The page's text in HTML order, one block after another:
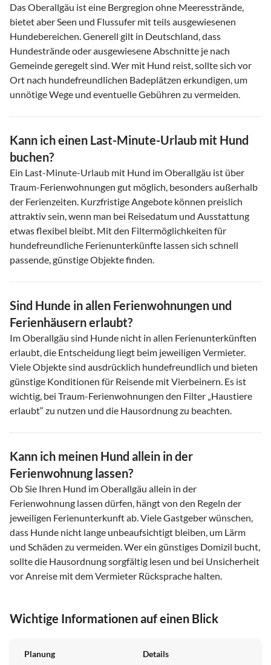
Das Oberallgäu ist eine Bergregion ohne Meeresstrände,
bietet aber Seen und Flussufer mit teils ausgewiesenen
Hundebereichen. Generell gilt in Deutschland, dass
Hundestrände oder ausgewiesene Abschnitte je nach
Gemeinde geregelt sind. Wer mit Hund reist, sollte sich vor
Ort nach hundefreundlichen Badeplätzen erkundigen, um
unnötige Wege und eventuelle Gebühren zu vermeiden.
Kann ich einen Last-Minute-Urlaub mit Hund
buchen?
Ein Last-Minute-Urlaub mit Hund im Oberallgäu ist über
Traum-Ferienwohnungen gut möglich, besonders außerhalb
der Ferienzeiten. Kurzfristige Angebote können preislich
attraktiv sein, wenn man bei Reisedatum und Ausstattung
etwas flexibel bleibt. Mit den Filtermöglichkeiten für
hundefreundliche Ferienunterkünfte lassen sich schnell
passende, günstige Objekte finden.
Sind Hunde in allen Ferienwohnungen und
Ferienhäusern erlaubt?
Im Oberallgäu sind Hunde nicht in allen Ferienunterkünften
erlaubt, die Entscheidung liegt beim jeweiligen Vermieter.
Viele Objekte sind ausdrücklich hundefreundlich und bieten
günstige Konditionen für Reisende mit Vierbeinern. Es ist
wichtig, bei Traum-Ferienwohnungen den Filter „Haustiere
erlaubt“ zu nutzen und die Hausordnung zu beachten.
Kann ich meinen Hund allein in der
Ferienwohnung lassen?
Ob Sie Ihren Hund im Oberallgäu allein in der
Ferienwohnung lassen dürfen, hängt von den Regeln der
jeweiligen Ferienunterkunft ab. Viele Gastgeber wünschen,
dass Hunde nicht lange unbeaufsichtigt bleiben, um Lärm
und Schäden zu vermeiden. Wer ein günstiges Domizil bucht,
sollte die Hausordnung sorgfältig lesen und bei Unsicherheit
vor Anreise mit dem Vermieter Rücksprache halten.
Wichtige Informationen auf einen Blick
Planung Details